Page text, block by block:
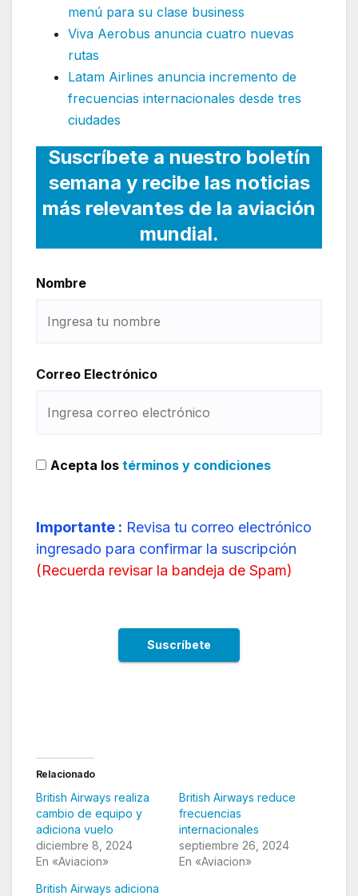
menú para su clase business
Viva Aerobus anuncia cuatro nuevas
rutas
Latam Airlines anuncia incremento de
frecuencias internacionales desde tres
ciudades
Suscríbete a nuestro boletín
semana y recibe las noticias
más relevantes de la aviación
mundial.
Nombre
Correo Electrónico
Acepta los términos y condiciones
Importante : Revisa tu correo electrónico
ingresado para confirmar la suscripción
(Recuerda revisar la bandeja de Spam)
Relacionado
British Airways realiza
cambio de equipo y
adiciona vuelo
diciembre 8, 2024
En «Aviacion»
British Airways reduce
frecuencias
internacionales
septiembre 26, 2024
En «Aviacion»
British Airways adiciona